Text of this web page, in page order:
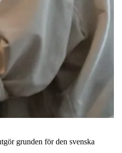
grunden för den svenska